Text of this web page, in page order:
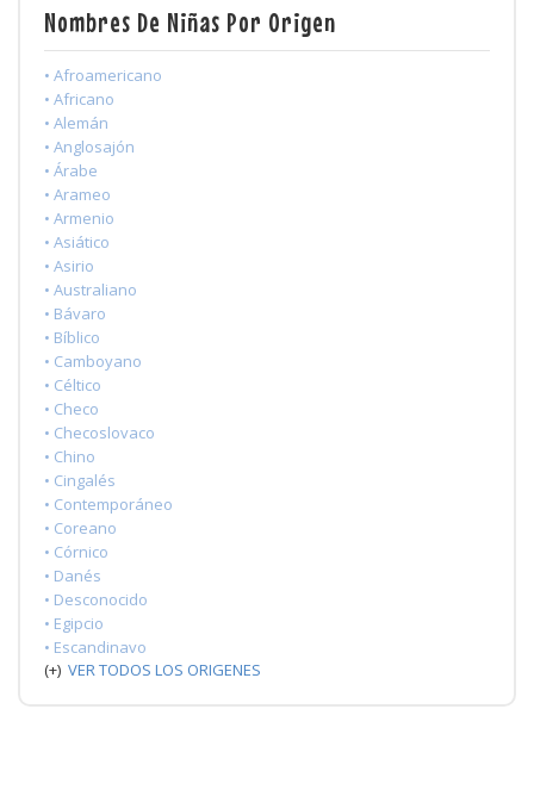
Nombres De Niñas Por Origen
• Afroamericano
• Africano
• Alemán
• Anglosajón
• Árabe
• Arameo
• Armenio
• Asiático
• Asirio
• Australiano
• Bávaro
• Bíblico
• Camboyano
• Céltico
• Checo
• Checoslovaco
• Chino
• Cingalés
• Contemporáneo
• Coreano
• Córnico
• Danés
• Desconocido
• Egipcio
• Escandinavo
(+) VER TODOS LOS ORIGENES